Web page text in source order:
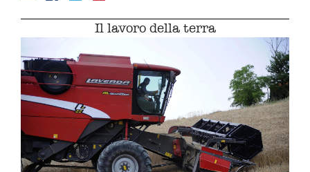
Il lavoro della terra